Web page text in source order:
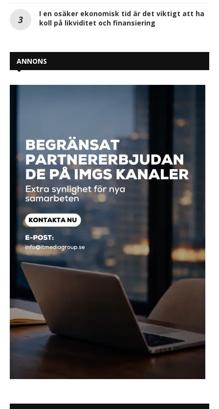
I en osäker ekonomisk tid är det viktigt att ha
koll på likviditet och finansiering
ANNONS